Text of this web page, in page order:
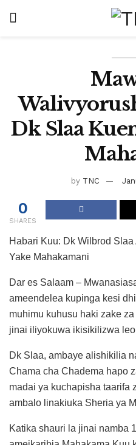
Dk Slaa
by TNC
0
SHARES
Habari Kuu: Dk Wilbrod
Yake Mahakamani
Dar es Salaam –
ameendelea kupinga kesi
muhimu kuhusu haki zake
jinai iliyokuwa ikisikilizwa
Dk Slaa, ambaye alishikilia
Chama cha Chadema hapo
madai ya kuchapisha taarifa
ambalo linakiuka Sheria ya
Katika shauri la jinai namba